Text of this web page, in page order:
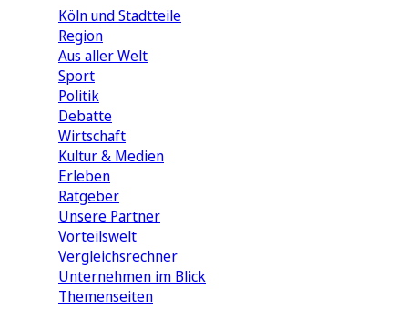
Köln und Stadtteile
Region
Aus aller Welt
Sport
Politik
Debatte
Wirtschaft
Kultur & Medien
Erleben
Ratgeber
Unsere Partner
Vorteilswelt
Vergleichsrechner
Unternehmen im Blick
Themenseiten